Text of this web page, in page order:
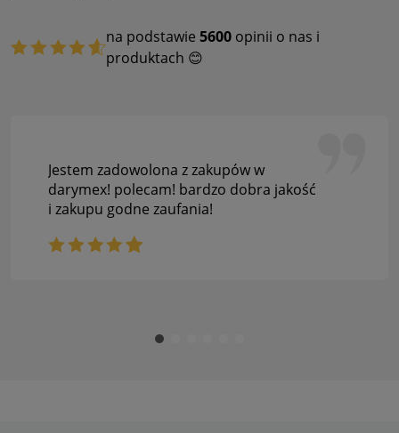
na podstawie 5600 opinii o nas i
produktach 😊
Jestem zadowolona z zakupów w
darymex! polecam! bardzo dobra jakość
i zakupu godne zaufania!